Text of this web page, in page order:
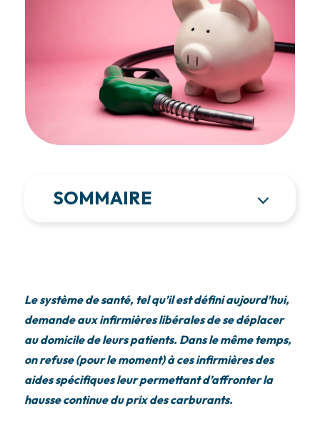
SOMMAIRE
Le système de santé, tel qu’il est défini aujourd’hui,
demande aux infirmières libérales de se déplacer
au domicile de leurs patients. Dans le même temps,
on refuse (pour le moment) à ces infirmières des
aides spécifiques leur permettant d’affronter la
hausse continue du prix des carburants.